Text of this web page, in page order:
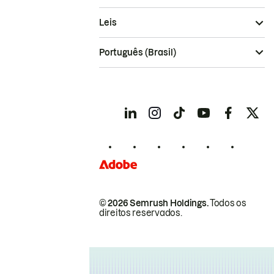
© 2026 Semrush Holdings.Todos os
direitos reservados.
Leis
Português (Brasil)